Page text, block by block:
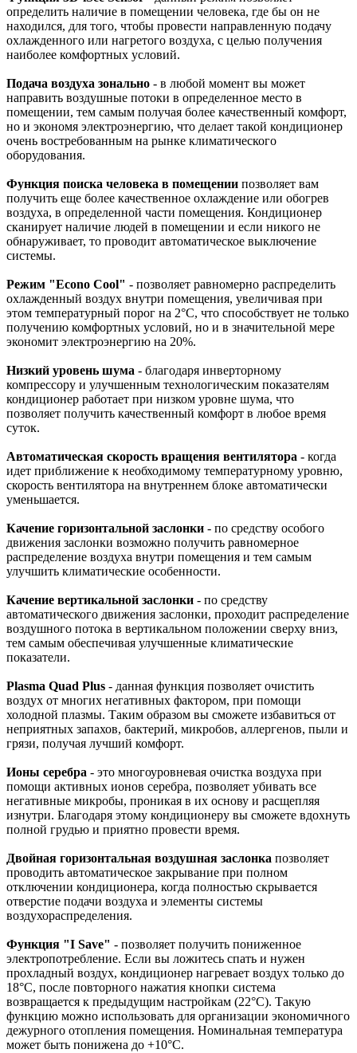
определить наличие в помещении человека, где бы он не
находился, для того, чтобы провести направленную подачу
охлажденного или нагретого воздуха, с целью получения
наиболее комфортных условий.
Подача воздуха зонально - в любой момент вы может
направить воздушные потоки в определенное место в
помещении, тем самым получая более качественный комфорт,
но и экономя электроэнергию, что делает такой кондиционер
очень востребованным на рынке климатического
оборудования.
Функция поиска человека в помещении позволяет вам
получить еще более качественное охлаждение или обогрев
воздуха, в определенной части помещения. Кондиционер
сканирует наличие людей в помещении и если никого не
обнаруживает, то проводит автоматическое выключение
системы.
Режим "Econo Cool" - позволяет равномерно распределить
охлажденный воздух внутри помещения, увеличивая при
этом температурный порог на 2°C, что способствует не только
получению комфортных условий, но и в значительной мере
экономит электроэнергию на 20%.
Низкий уровень шума - благодаря инверторному
компрессору и улучшенным технологическим показателям
кондиционер работает при низком уровне шума, что
позволяет получить качественный комфорт в любое время
суток.
Автоматическая скорость вращения вентилятора - когда
идет приближение к необходимому температурному уровню,
скорость вентилятора на внутреннем блоке автоматически
уменьшается.
Качение горизонтальной заслонки - по средству особого
движения заслонки возможно получить равномерное
распределение воздуха внутри помещения и тем самым
улучшить климатические особенности.
Качение вертикальной заслонки - по средству
автоматического движения заслонки, проходит распределение
воздушного потока в вертикальном положении сверху вниз,
тем самым обеспечивая улучшенные климатические
показатели.
Plasma Quad Plus - данная функция позволяет очистить
воздух от многих негативных фактором, при помощи
холодной плазмы. Таким образом вы сможете избавиться от
неприятных запахов, бактерий, микробов, аллергенов, пыли и
грязи, получая лучший комфорт.
Ионы серебра - это многоуровневая очистка воздуха при
помощи активных ионов серебра, позволяет убивать все
негативные микробы, проникая в их основу и расщепляя
изнутри. Благодаря этому кондиционеру вы сможете вдохнуть
полной грудью и приятно провести время.
Двойная горизонтальная воздушная заслонка позволяет
проводить автоматическое закрывание при полном
отключении кондиционера, когда полностью скрывается
отверстие подачи воздуха и элементы системы
воздухораспределения.
Функция "I Save" - позволяет получить пониженное
электропотребление. Если вы ложитесь спать и нужен
прохладный воздух, кондиционер нагревает воздух только до
18°С, после повторного нажатия кнопки система
возвращается к предыдущим настройкам (22°С). Такую
функцию можно использовать для организации экономичного
дежурного отопления помещения. Номинальная температура
может быть понижена до +10°С.